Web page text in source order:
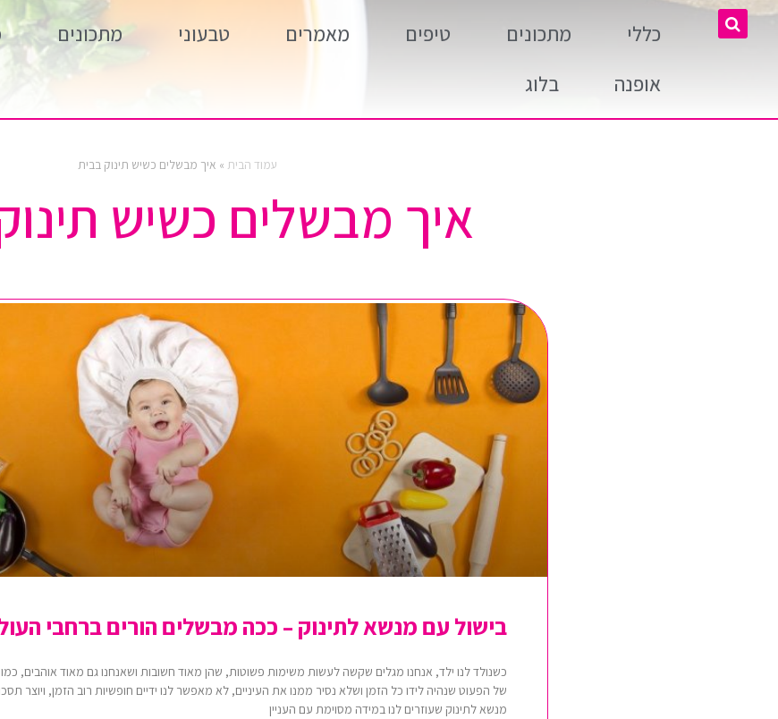
כללי מתכונים טיפים מאמרים טבעוני מתכונים
אופנה
בלוג
עמוד הבית » איך מבשלים כשיש תינוק בבית
איך מבשלים כשיש
בישול עם מנשא לתינוק – ככה מבשלים הורים ברחבי
כשנולד לנו ילד, אנחנו מגלים שקשה לעשות משימות פשוטות, שהן מאוד חשובות ושאנחנו גם מאוד אוהבים,
של הפעוט שנהיה לידו כל הזמן ושלא נסיר ממנו את העיניים, לא מאפשר לנו ידיים חופשיות רוב הזמן, ויוצר
מנשא לתינוק שעוזרים לנו במידה מסוימת עם העניין